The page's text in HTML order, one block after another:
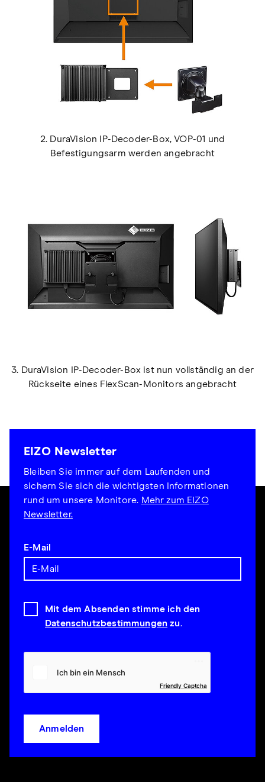
2. DuraVision IP-Decoder-Box, VOP-01 und
Befestigungsarm werden angebracht
3. DuraVision IP-Decoder-Box ist nun vollständig an der
Rückseite eines FlexScan-Monitors angebracht
EIZO Newsletter
Bleiben Sie immer auf dem Laufenden und
sichern Sie sich die wichtigsten Informationen
rund um unsere Monitore. Mehr zum EIZO
Newsletter.
E-Mail
Mit dem Absenden stimme ich den
Datenschutzbestimmungen zu.
Friendly Captcha
Anmelden